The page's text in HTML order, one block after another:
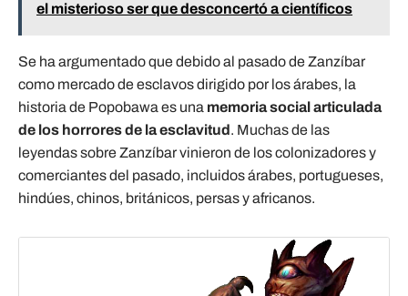
el misterioso ser que desconcertó a científicos
Se ha argumentado que debido al pasado de Zanzíbar
como mercado de esclavos dirigido por los árabes, la
historia de Popobawa es una memoria social articulada
de los horrores de la esclavitud. Muchas de las
leyendas sobre Zanzíbar vinieron de los colonizadores y
comerciantes del pasado, incluidos árabes, portugueses,
hindúes, chinos, británicos, persas y africanos.